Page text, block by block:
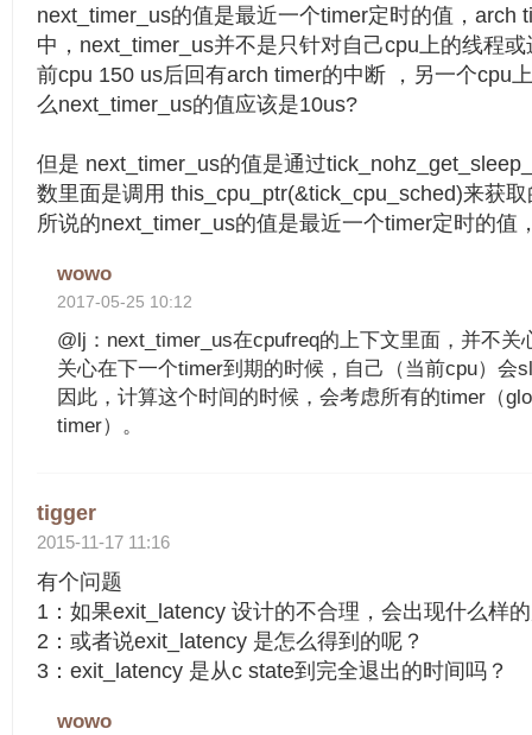
next_timer_us的值是最近一个timer定时的值，arch
中，next_timer_us并不是只针对自己cpu上的线程
前cpu 150 us后回有arch timer的中断 ，另一个cpu
么next_timer_us的值应该是10us?
但是 next_timer_us的值是通过
数里面是调用 this_cpu_ptr(&tick_cpu_sched)来获
所说的next_timer_us的值是最近一个timer定时的值
wowo
2017-05-25 10:12
@lj：next_timer_us在cpufreq的上下文里面，并不关
关心在下一个timer到期的时候，自己（当前cpu）会
因此，计算这个时间的时候，会考虑所有的timer（
timer）。
tigger
2015-11-17 11:16
有个问题
1：如果exit_latency 设计的不合理，会出现什么样
2：或者说exit_latency 是怎么得到的呢？
3：exit_latency 是从c state到完全退出的时间吗？
wowo